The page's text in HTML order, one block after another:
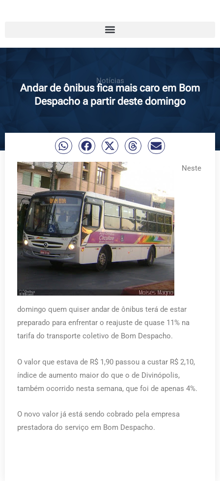
Notícias
Andar de ônibus fica mais caro em Bom
Despacho a partir deste domingo
Neste
domingo quem quiser andar de ônibus terá de estar
preparado para enfrentar o reajuste de quase 11% na
tarifa do transporte coletivo de Bom Despacho.
O valor que estava de R$ 1,90 passou a custar R$ 2,10,
índice de aumento maior do que o de Divinópolis,
também ocorrido nesta semana, que foi de apenas 4%.
O novo valor já está sendo cobrado pela empresa
prestadora do serviço em Bom Despacho.